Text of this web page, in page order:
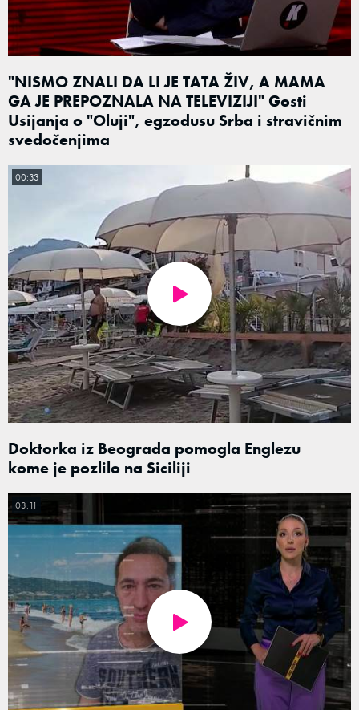
"NISMO ZNALI DA LI JE TATA ŽIV, A MAMA
GA JE PREPOZNALA NA TELEVIZIJI" Gosti
Usijanja o "Oluji", egzodusu Srba i stravičnim
svedočenjima
Doktorka iz Beograda pomogla Englezu
kome je pozlilo na Siciliji
00:33
03:11